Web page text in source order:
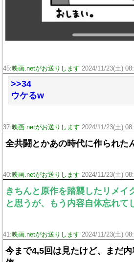
45:映画.netがお送りします 2024/11/23(土)
>>34
ウケるw
37:映画.netがお送りします 2024/11/23(土)
全共闘とかあの時代に作られた
40:映画.netがお送りします 2024/11/23(土)
きちんと原作を踏襲したリメイ
と思うが、もう内容自体忘れて
41:映画.netがお送りします 2024/11/23(土)
今まで4,5回は見たけど、まだ